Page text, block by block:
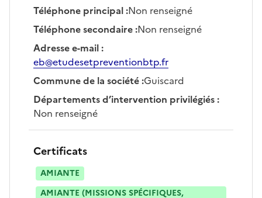
Téléphone principal:Non renseigné
Téléphone secondaire:Non renseigné
Adresse e-mail:
eb@etudesetpreventionbtp.fr
Commune de la société:Guiscard
Départements d’intervention privilégiés:
Non renseigné
Certificats
AMIANTE
AMIANTE (MISSIONS SPÉCIFIQUES,